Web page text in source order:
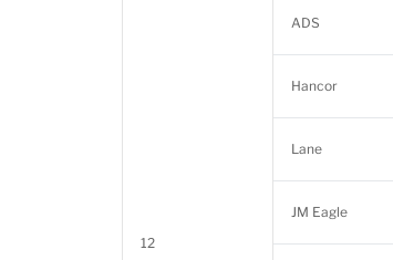
12
ADS
Hancor
Lane
JM Eagle